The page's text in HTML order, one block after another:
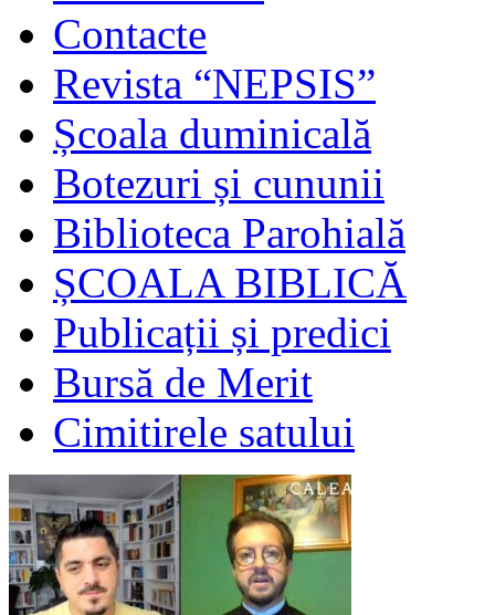
Contacte
Revista “NEPSIS”
Școala duminicală
Botezuri și cununii
Biblioteca Parohială
ȘCOALA BIBLICĂ
Publicații și predici
Bursă de Merit
Cimitirele satului